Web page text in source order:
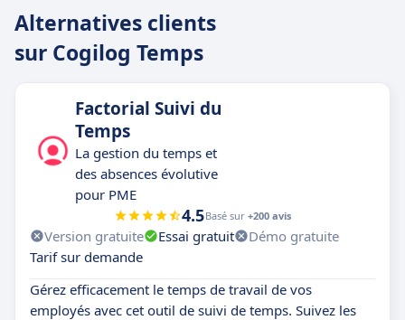
Alternatives clients
sur Cogilog Temps
Factorial Suivi du
Temps
La gestion du temps et
des absences évolutive
pour PME
4.5Basé sur +200 avis
Version gratuite Essai gratuit
Démo gratuite
Tarif sur demande
Gérez efficacement le temps de travail de vos
employés avec cet outil de suivi de temps. Suivez les